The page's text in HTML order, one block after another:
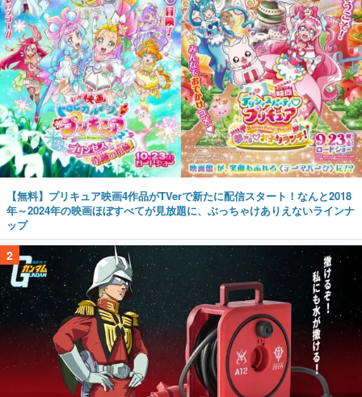
【無料】プリキュア映画4作品がTVerで新たに配信スタート！なんと2018
年～2024年の映画ほぼすべてが見放題に、ぶっちゃけありえないラインナ
ップ
2